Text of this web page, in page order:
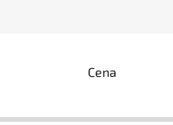
Cena